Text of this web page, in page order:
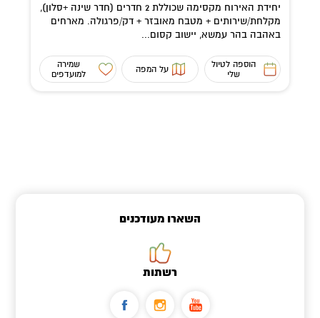
יחידת האירוח מקסימה שכוללת 2 חדרים (חדר שינה +סלון),
מקלחת/שירותים + מטבח מאובזר + דק/פרגולה. מארחים
באהבה בהר עמשא, יישוב קסום...
הוספה לטיול
שלי
על המפה
שמירה
למועדפים
השארו מעודכנים
רשתות